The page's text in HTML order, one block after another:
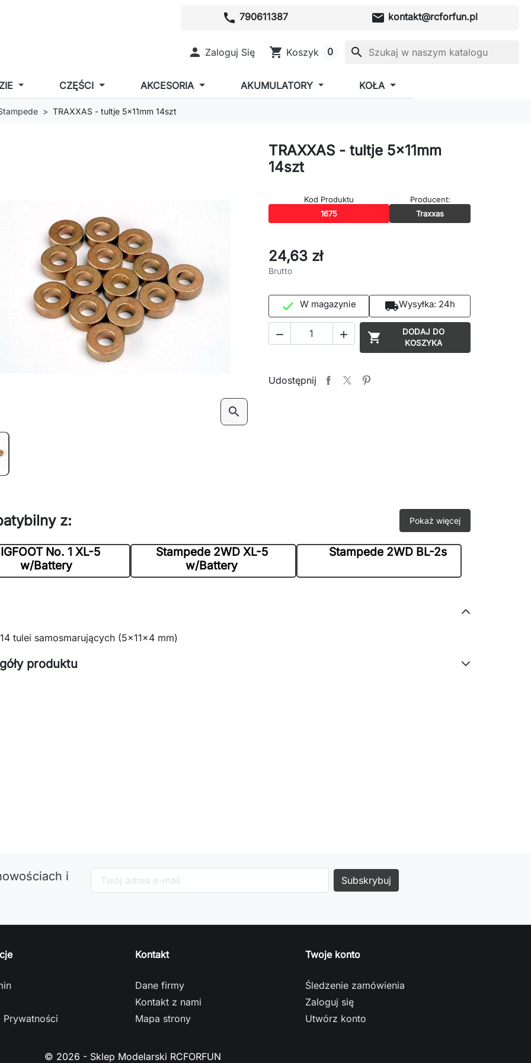
call 790611387 mail kontakt@rcforfun.pl
 Zaloguj Się shopping_cart Koszyk 0 search
CZĘŚCI AKCESORIA AKUMULATORY KOŁA
TRAXXAS - tultje 5x11mm 14szt
search
TRAXXAS - tultje 5x11mm
14szt
Kod Produktu
1675
Producent:
Traxxas
24,63 zł
Brutto
 W magazynie local_shippingWysyłka: 24h
  
DODAJ DO
KOSZYKA
Udostępnij
z: Pokaż więcej
No. 1 XL-5
w/Battery
Stampede 2WD XL-5
w/Battery
Stampede 2WD BL-2s
tulei samosmarujących (5x11x4 mm)
produktu
i
Prywatności
Kontakt
Dane firmy
Kontakt z nami
Mapa strony
Twoje konto
Śledzenie zamówienia
Zaloguj się
Utwórz konto
© 2026 - Sklep Modelarski RCFORFUN